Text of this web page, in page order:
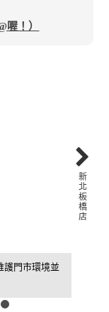
喔！）
護門市環境並
新
北
板
橋
店